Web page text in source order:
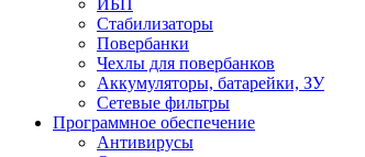
ИБП
Стабилизаторы
Повербанки
Чехлы для повербанков
Аккумуляторы, батарейки, ЗУ
Сетевые фильтры
Программное обеспечение
Антивирусы